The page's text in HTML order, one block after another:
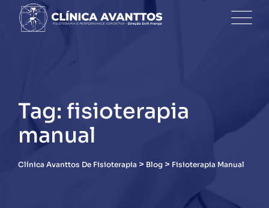
content
Tag: fisioterapia
manual
Clínica Avanttos De Fisioterapia > Blog > Fisioterapia Manual